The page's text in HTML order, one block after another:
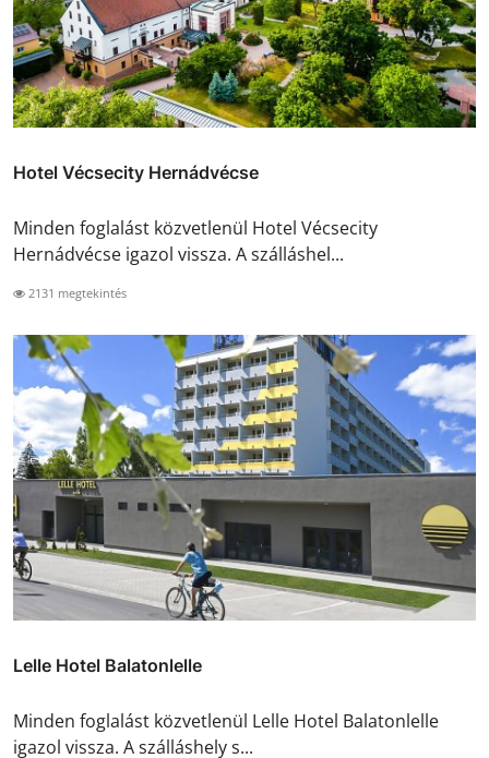
Hotel Vécsecity Hernádvécse
Minden foglalást közvetlenül Hotel Vécsecity
Hernádvécse igazol vissza. A szálláshel...
2131 megtekintés
Lelle Hotel Balatonlelle
Minden foglalást közvetlenül Lelle Hotel Balatonlelle
igazol vissza. A szálláshely s...